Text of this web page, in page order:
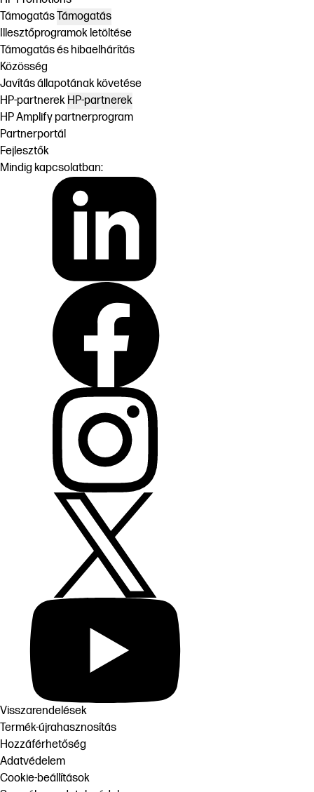
TámogatásTámogatás
Illesztőprogramok letöltése
Támogatás és hibaelhárítás
Közösség
Javítás állapotának követése
HP-partnerek HP-partnerek
HP Amplify partnerprogram
Partnerportál
Fejlesztők
Mindig kapcsolatban:
Visszarendelések
Termék-újrahasznosítás
Hozzáférhetőség
Adatvédelem
Cookie-beállítások